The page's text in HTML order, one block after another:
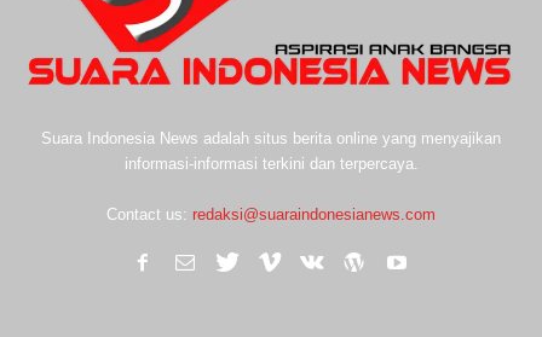
Suara Indonesia News adalah situs berita online yang menyajikan
informasi-informasi terkini dan terpercaya.
Contact us: redaksi@suaraindonesianews.com